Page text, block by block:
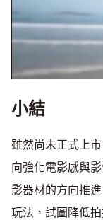
小結
雖然尚未正式上
向強化電影感與
影器材的方向推
玩法，試圖降低